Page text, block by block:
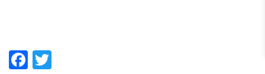
Facebook